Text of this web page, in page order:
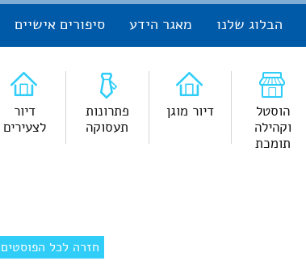
הבלוג שלנו מאגר הידע סיפורים אישיים
הוסטל
וקהילה
תומכת
דיור מוגן
פתרונות
תעסוקה
דיור
לצעירים
חזרה לכל הפוסטים